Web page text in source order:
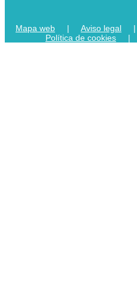
Mapa web | Aviso legal
Política de cookies |